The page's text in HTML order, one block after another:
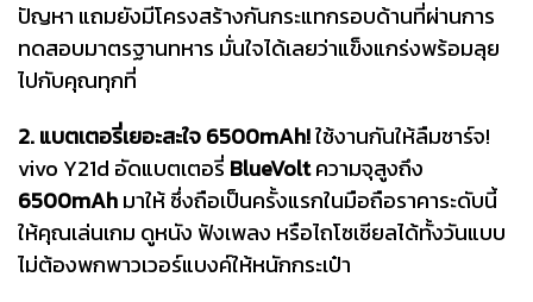
ปัญหา แถมยังมีโครงสร้างกันกระแทกรอบด้านที่ผ่านการ
ทดสอบมาตรฐานทหาร มั่นใจได้เลยว่าแข็งแกร่งพร้อมลุย
ไปกับคุณทุกที่
2. แบตเตอรี่เยอะสะใจ 6500mAh!ใช้งานกันให้ลืมชาร์จ!
vivo Y21d อัดแบตเตอรี่ BlueVoltความจุสูงถึง
6500mAhมาให้ ซึ่งถือเป็นครั้งแรกในมือถือราคาระดับนี้
ให้คุณเล่นเกม ดูหนัง ฟังเพลง หรือไถโซเชียลได้ทั้งวันแบบ
ไม่ต้องพกพาวเวอร์แบงค์ให้หนักกระเป๋า